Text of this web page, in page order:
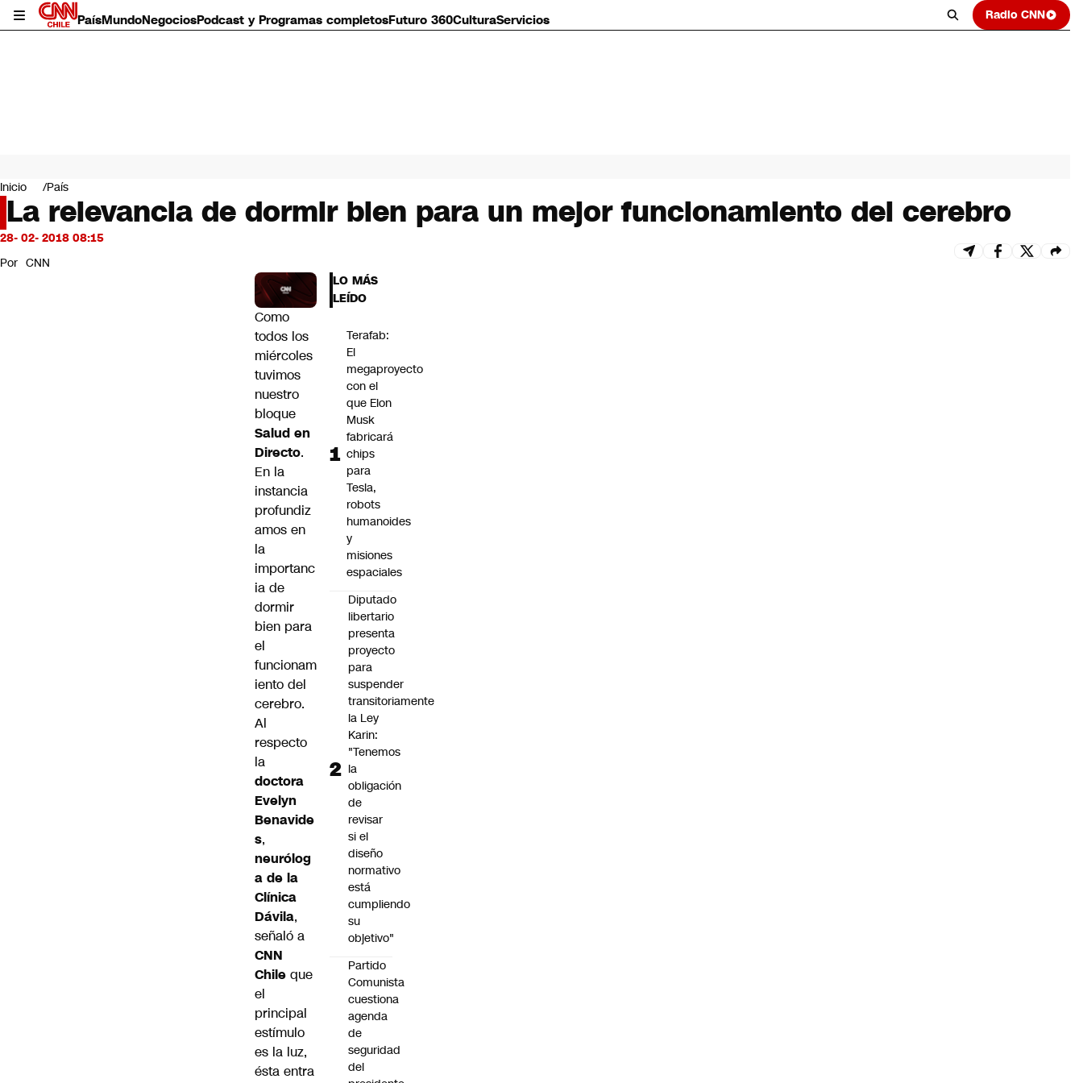
PaísMundoNegociosPodcast y Programas completosFuturo 360CulturaServicios Radio CNN
Mundo
Negocios
Deportes
Programas completos
Servicios
Inicio País
La relevancia de dormir bien para un mejor funcionamiento del cerebro
28- 02- 2018 08:15
Por CNN
Como
todos los
miércoles
tuvimos
nuestro
bloque
Salud en
Directo.
En la
instancia
profundiz
amos en
la
importanc
ia de
dormir
bien para
el
funcionam
iento del
cerebro.
Al
respecto
la
doctora
Evelyn
Benavide
s,
neurólog
a de la
Clínica
Dávila,
señaló a
CNN
Chile que
el
principal
estímulo
es la luz,
ésta entra
LO MÁS
LEÍDO
Terafab:
El
megaproyecto
con el
que Elon
Musk
fabricará
chips
para
Tesla,
robots
humanoides
y
misiones
espaciales
Diputado
libertario
presenta
proyecto
para
suspender
transitoriamente
la Ley
Karin:
"Tenemos
la
obligación
de
revisar
si el
diseño
normativo
está
cumpliendo
su
objetivo"
Partido
Comunista
cuestiona
agenda
de
seguridad
del